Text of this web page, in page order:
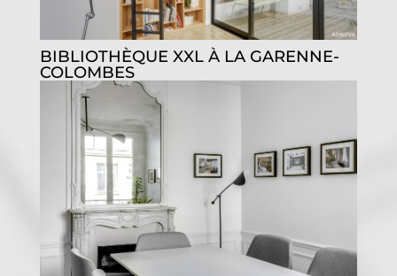
BIBLIOTHÈQUE XXL À LA GARENNE-
COLOMBES